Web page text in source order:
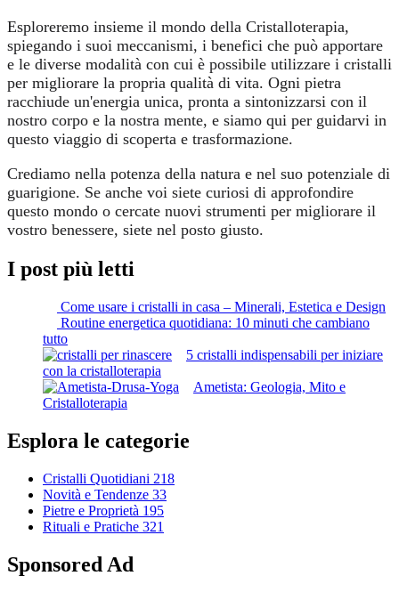
Esploreremo insieme il mondo della Cristalloterapia,
spiegando i suoi meccanismi, i benefici che può apportare
e le diverse modalità con cui è possibile utilizzare i cristalli
per migliorare la propria qualità di vita. Ogni pietra
racchiude un'energia unica, pronta a sintonizzarsi con il
nostro corpo e la nostra mente, e siamo qui per guidarvi in
questo viaggio di scoperta e trasformazione.
Crediamo nella potenza della natura e nel suo potenziale di
guarigione. Se anche voi siete curiosi di approfondire
questo mondo o cercate nuovi strumenti per migliorare il
vostro benessere, siete nel posto giusto.
I post più letti
Come usare i cristalli in casa – Minerali, Estetica e Design
Routine energetica quotidiana: 10 minuti che cambiano
tutto
5 cristalli indispensabili per iniziare
con la cristalloterapia
Ametista: Geologia, Mito e
Cristalloterapia
Esplora le categorie
Cristalli Quotidiani 218
Novità e Tendenze 33
Pietre e Proprietà 195
Rituali e Pratiche 321
Sponsored Ad